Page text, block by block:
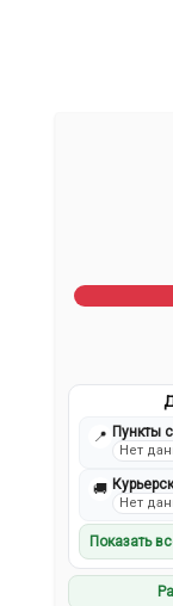
📍 Пункты
Нет
🚚
Нет
Показать